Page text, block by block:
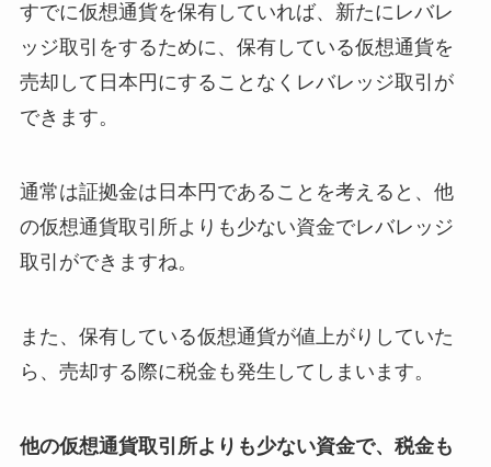
すでに仮想通貨を保有していれば、新たにレバレ
ッジ取引をするために、保有している仮想通貨を
売却して日本円にすることなくレバレッジ取引が
できます。
通常は証拠金は日本円であることを考えると、他
の仮想通貨取引所よりも少ない資金でレバレッジ
取引ができますね。
また、保有している仮想通貨が値上がりしていた
ら、売却する際に税金も発生してしまいます。
他の仮想通貨取引所よりも少ない資金で、税金も